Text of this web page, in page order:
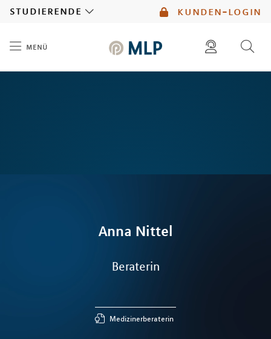
kunden-login
studierende
menü
Anna Nittel
Beraterin
Medizinerberaterin